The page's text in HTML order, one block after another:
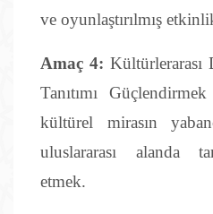
ve oyunlaştırılmış
Amaç 4:
Tanıtımı
kültürel mirasın
uluslararası alanda
etmek.